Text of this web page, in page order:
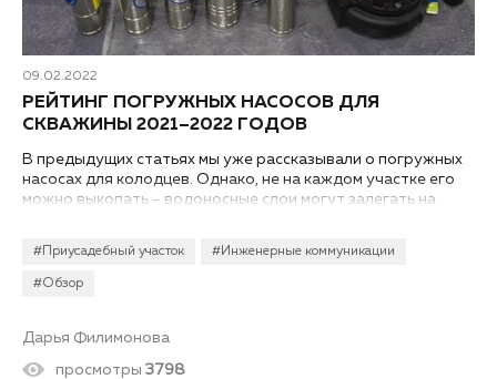
09.02.2022
#Приусадебный участок #Инженерные коммуникации
#Обзор
РЕЙТИНГ ПОГРУЖНЫХ НАСОСОВ ДЛЯ
СКВАЖИНЫ 2021–2022 ГОДОВ
В предыдущих статьях мы уже рассказывали о погружных
насосах для колодцев. Однако, не на каждом участке его
можно выкопать – водоносные слои могут залегать на
оборудования. Представляем вам наш рейтинг погружных
насосов для скважины 2021–2022 годов.
Дарья Филимонова
просмотры 3798